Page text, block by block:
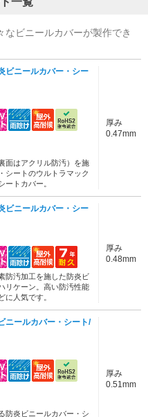
なビニールカバーが製作でき
ビニールカバー・シー
面はアクリル防汚）を施
シートのウルトラマック
ートカバー。
厚み
0.47mm
ビニールカバー・シー
防汚加工を施した防炎ビ
リケーン。高い防汚性能
に人気です。
厚み
0.48mm
ニールカバー・シート/
防炎ビニールカバー・シ
厚み
0.51mm